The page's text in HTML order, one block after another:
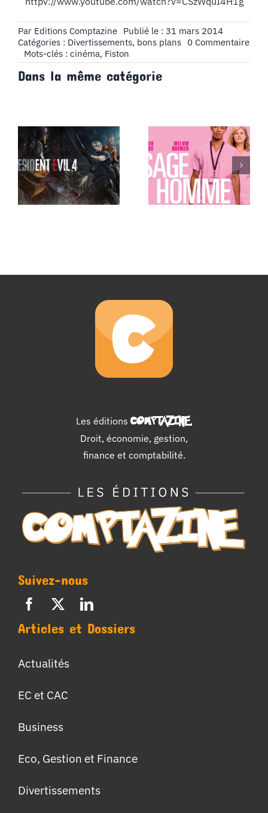
Par Editions Comptazine Publié le : 31 mars 2014
Catégories : Divertissements, bons plans 0 Commentaireon
:
Mots-clés : cinéma, Fiston
Dans la même catégorie
Jeu video :
Resident Evil
4
Cinéma :
Sage-Homme
Les éditions COMPTAZINE.
Droit, économie, gestion,
finance et comptabilité.
Suivez-nous
Articles et Dossiers
Actualités
EC et CAC
Business
Eco, Gestion et Finance
Divertissements